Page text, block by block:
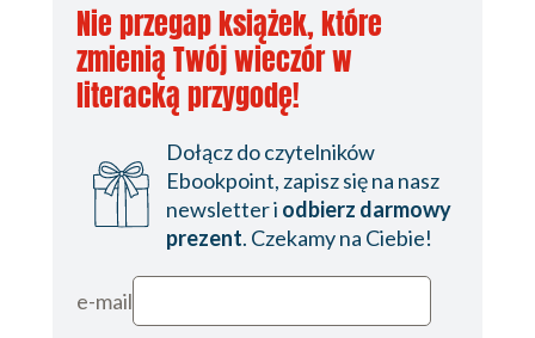
Nie przegap książek, które
zmienią Twój wieczór w
literacką przygodę!
Dołącz do czytelników
Ebookpoint, zapisz się na nasz
newsletter i odbierz darmowy
prezent. Czekamy na Ciebie!
e-mail